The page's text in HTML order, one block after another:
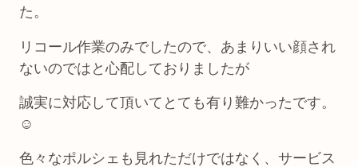
た。
リコール作業のみでしたので、あまりいい顔され
ないのではと心配しておりましたが
誠実に対応して頂いてとても有り難かったです。
☺️
色々なポルシェも見れただけではなく、サービス